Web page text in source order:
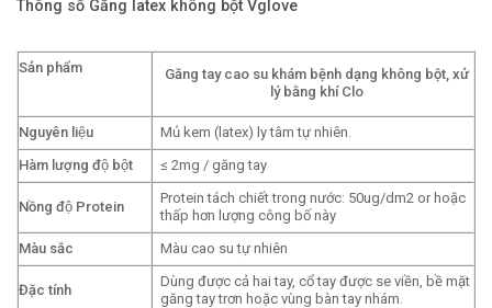
Thông số Găng latex không bột Vglove
Sản phẩm
Găng tay cao su khám bệnh dạng không bột, xử
lý bằng khí Clo
Nguyên liệu
Mủ kem (latex) ly tâm tự nhiên.
Hàm lượng độ bột
≤ 2mg / găng tay
Nồng độ Protein
Protein tách chiết trong nước: 50ug/dm2 or hoặc
thấp hơn lượng công bố này
Màu sắc
Màu cao su tự nhiên
Đặc tính
Dùng được cả hai tay, cổ tay được se viền, bề mặt
găng tay trơn hoặc vùng bàn tay nhám.